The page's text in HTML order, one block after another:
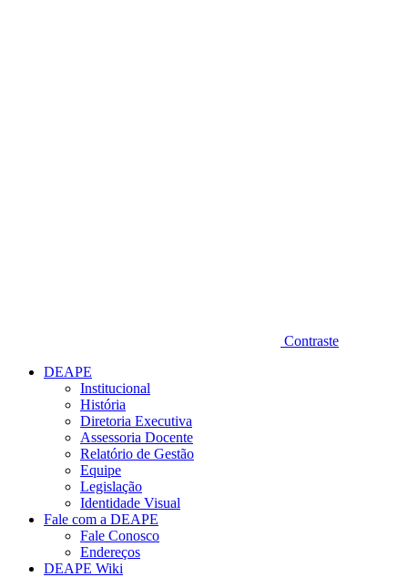
Contraste
DEAPE
Institucional
História
Diretoria Executiva
Assessoria Docente
Relatório de Gestão
Equipe
Legislação
Identidade Visual
Fale com a DEAPE
Fale Conosco
Endereços
DEAPE Wiki